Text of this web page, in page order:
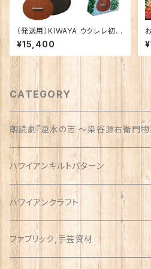
（発送用）KIWAYA ウクレレ初心
者セット KSU-１
¥15,400
CATEGORY
朗読劇『逆水の志 〜染谷源右衛門物
ハワイアンキルトパターン
ウォールサイズ（約1m）
ハワイアンクラフト
ファブリック,手芸資材